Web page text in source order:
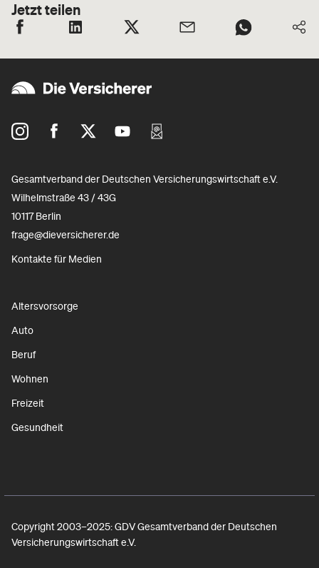
Jetzt teilen
Gesamtverband der Deutschen Versicherungswirtschaft e.V.
Wilhelmstraße 43 / 43G
10117 Berlin
frage@dieversicherer.de
Kontakte für Medien
Altersvorsorge
Auto
Beruf
Wohnen
Freizeit
Gesundheit
Copyright 2003–2025: GDV Gesamtverband der Deutschen
Versicherungswirtschaft e.V.